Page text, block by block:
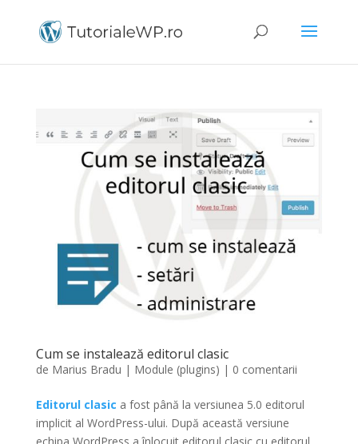
Cum se instalează editorul clasic
de Marius Bradu | Module (plugins) | 0 comentarii
Editorul clasic a fost până la versiunea 5.0 editorul
implicit al WordPress-ului. După această versiune